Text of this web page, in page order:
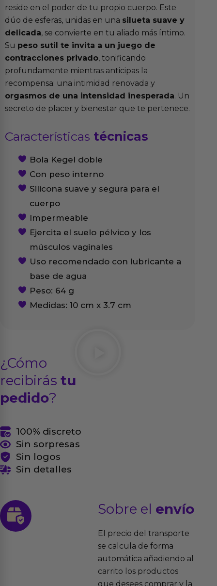
reside en el poder de tu propio cuerpo. Este
dúo de esferas, unidas en una silueta suave y
delicada, se convierte en tu aliado más íntimo.
Su peso sutil te invita a un juego de
contracciones privado, tonificando
profundamente mientras anticipas la
recompensa: una intimidad renovada y
orgasmos de una intensidad inesperada. Un
secreto de placer y bienestar que te pertenece.
Características técnicas
Bola Kegel doble
Con peso interno
Silicona suave y segura para el
cuerpo
Impermeable
Ejercita el suelo pélvico y los
músculos vaginales
Uso recomendado con lubricante a
base de agua
Peso: 64 g
Medidas: 10 cm x 3.7 cm
¿Cómo
recibirás tu
pedido?
100% discreto
Sin sorpresas
Sin logos
Sin detalles
Sobre el envío
El precio del transporte
se calcula de forma
automática añadiendo al
carrito los productos
que desees comprar y la